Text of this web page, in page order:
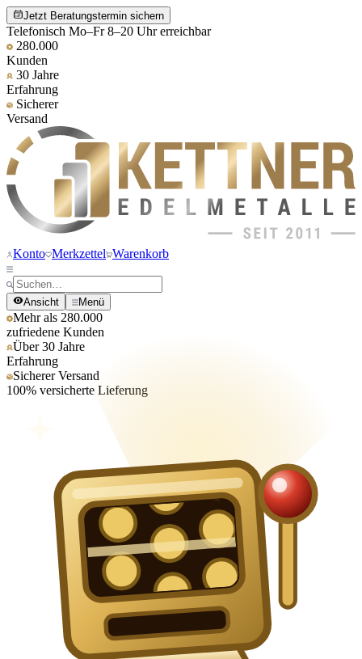
Jetzt Beratungstermin sichern
Telefonisch Mo–Fr 8–20 Uhr erreichbar
280.000
Kunden
30 Jahre
Erfahrung
Sicherer
Versand
Konto Merkzettel Warenkorb
Ansicht Menü
Mehr als 280.000
zufriedene Kunden
Über 30 Jahre
Erfahrung
Sicherer Versand
100% versicherte Lieferung